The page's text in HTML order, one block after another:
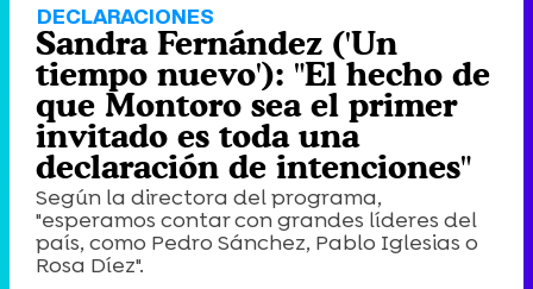
DECLARACIONES
Sandra Fernández ('Un
tiempo nuevo'): "El hecho de
que Montoro sea el primer
invitado es toda una
declaración de intenciones"
Según la directora del programa,
"esperamos contar con grandes líderes del
país, como Pedro Sánchez, Pablo Iglesias o
Rosa Díez".